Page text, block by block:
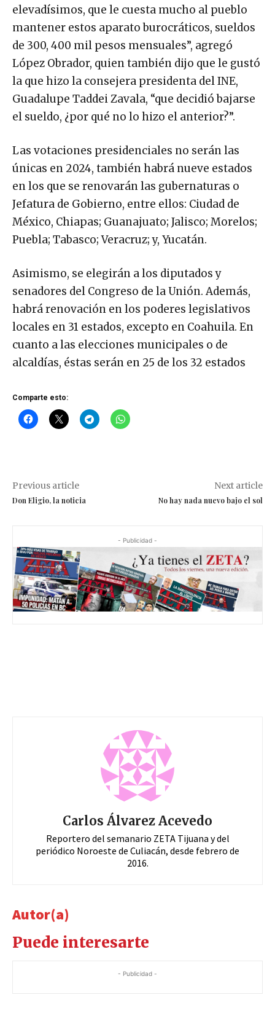
elevadísimos, que le cuesta mucho al pueblo
mantener estos aparato burocráticos, sueldos
de 300, 400 mil pesos mensuales”, agregó
López Obrador, quien también dijo que le gustó
la que hizo la consejera presidenta del INE,
Guadalupe Taddei Zavala, “que decidió bajarse
el sueldo, ¿por qué no lo hizo el anterior?”.
Las votaciones presidenciales no serán las
únicas en 2024, también habrá nueve estados
en los que se renovarán las gubernaturas o
Jefatura de Gobierno, entre ellos: Ciudad de
México, Chiapas; Guanajuato; Jalisco; Morelos;
Puebla; Tabasco; Veracruz; y, Yucatán.
Asimismo, se elegirán a los diputados y
senadores del Congreso de la Unión. Además,
habrá renovación en los poderes legislativos
locales en 31 estados, excepto en Coahuila. En
cuanto a las elecciones municipales o de
alcaldías, éstas serán en 25 de los 32 estados
Comparte esto:
Previous article
Don Eligio, la noticia
Next article
No hay nada nuevo bajo el sol
- Publicidad -
Carlos Álvarez Acevedo
Reportero del semanario ZETA Tijuana y del
periódico Noroeste de Culiacán, desde febrero de
2016.
Autor(a)
Puede interesarte
- Publicidad -